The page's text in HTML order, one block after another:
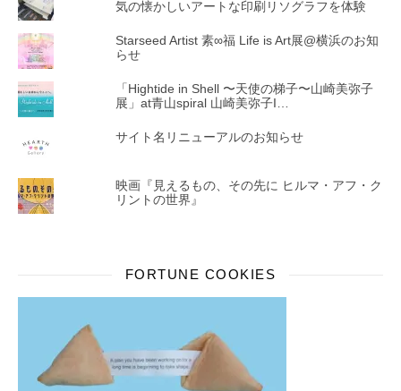
気の懐かしいアートな印刷リソグラフを体験
Starseed Artist 素∞福 Life is Art展@横浜のお知
らせ
「Hightide in Shell 〜天使の梯子〜山崎美弥子
展」at青山spiral 山崎美弥子I…
サイト名リニューアルのお知らせ
映画『見えるもの、その先に ヒルマ・アフ・ク
リントの世界』
FORTUNE COOKIES